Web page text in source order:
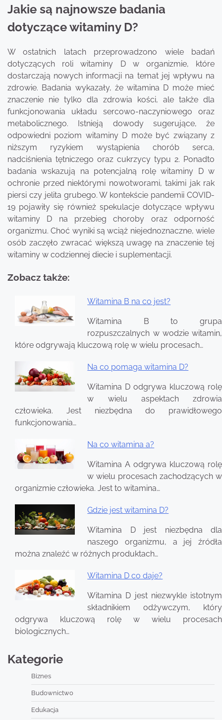
Jakie są najnowsze badania
dotyczące witaminy D?
W ostatnich latach przeprowadzono wiele badań
dotyczących roli witaminy D w organizmie, które
dostarczają nowych informacji na temat jej wpływu na
zdrowie. Badania wykazały, że witamina D może mieć
znaczenie nie tylko dla zdrowia kości, ale także dla
funkcjonowania układu sercowo-naczyniowego oraz
metabolicznego. Istnieją dowody sugerujące, że
odpowiedni poziom witaminy D może być związany z
niższym ryzykiem wystąpienia chorób serca,
nadciśnienia tętniczego oraz cukrzycy typu 2. Ponadto
badania wskazują na potencjalną rolę witaminy D w
ochronie przed niektórymi nowotworami, takimi jak rak
piersi czy jelita grubego. W kontekście pandemii COVID-
19 pojawiły się również spekulacje dotyczące wpływu
witaminy D na przebieg choroby oraz odporność
organizmu. Choć wyniki są wciąż niejednoznaczne, wiele
osób zaczęło zwracać większą uwagę na znaczenie tej
witaminy w codziennej diecie i suplementacji.
Zobacz także:
Witamina B na co jest?
Witamina B to grupa
rozpuszczalnych w wodzie witamin,
które odgrywają kluczową rolę w wielu procesach…
Na co pomaga witamina D?
Witamina D odgrywa kluczową rolę
w wielu aspektach zdrowia
człowieka. Jest niezbędna do prawidłowego
funkcjonowania…
Na co witamina a?
Witamina A odgrywa kluczową rolę
w wielu procesach zachodzących w
organizmie człowieka. Jest to witamina…
Gdzie jest witamina D?
Witamina D jest niezbędna dla
naszego organizmu, a jej źródła
można znaleźć w różnych produktach…
Witamina D co daje?
Witamina D jest niezwykle istotnym
składnikiem odżywczym, który
odgrywa kluczową rolę w wielu procesach
biologicznych…
Nawigacja
Kategorie
Biznes
Budownictwo
Edukacja